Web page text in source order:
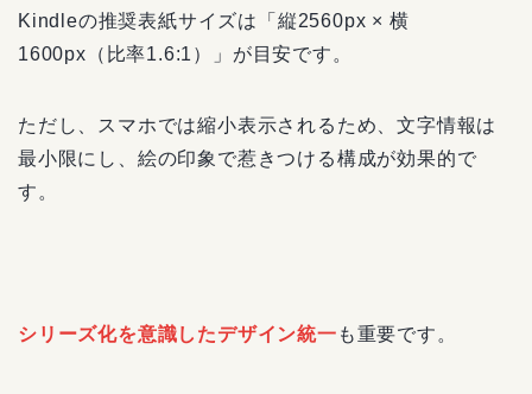
Kindleの推奨表紙サイズは「縦2560px × 横
1600px（比率1.6:1）」が目安です。
ただし、スマホでは縮小表示されるため、文字情報は
最小限にし、絵の印象で惹きつける構成が効果的で
す。
シリーズ化を意識したデザイン統一 も重要です。